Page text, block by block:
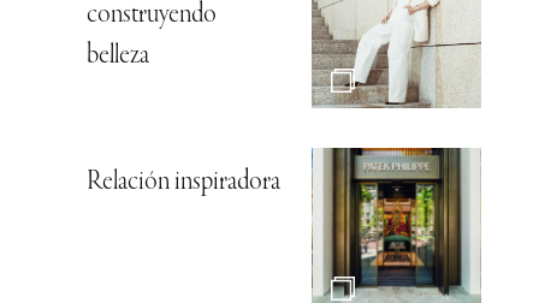
construyendo
belleza
Relación inspiradora